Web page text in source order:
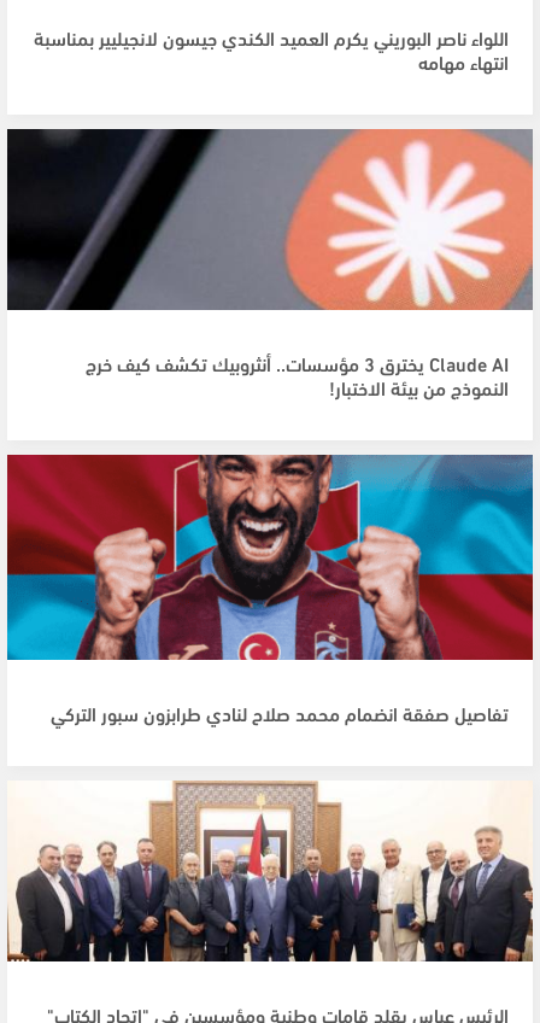
اللواء ناصر البوريني يكرم العميد الكندي جيسون لانجيليير بمناسبة
انتهاء مهامه
Claude AI يخترق 3 مؤسسات.. أنثروبيك تكشف كيف خرج
النموذج من بيئة الاختبار!
تفاصيل صفقة انضمام محمد صلاح لنادي طرابزون سبور التركي
الرئيس عباس يقلد قامات وطنية ومؤسسين في "اتحاد الكتاب"